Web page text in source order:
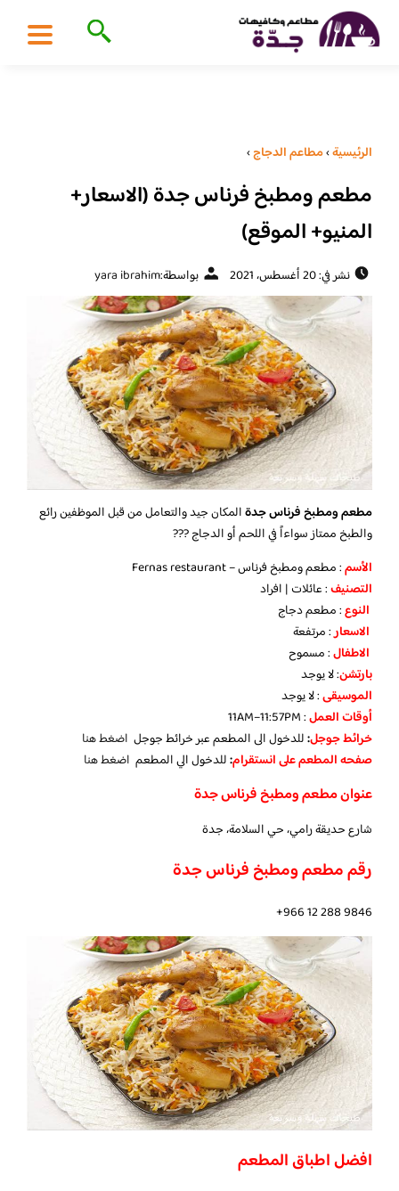
الرئيسية›مطاعم الدجاج›
مطعم ومطبخ فرناس جدة (الاسعار+
المنيو+ الموقع)
نشر في: 20 أغسطس، 2021 بواسطة:yara ibrahim
مطعم ومطبخ فرناس جدةالمكان جيد والتعامل من قبل الموظفين رائع
والطبخ ممتاز سواءاً في اللحم أو الدجاج ???
الأسم: مطعم ومطبخ فرناس – Fernas restaurant
التصنيف: عائلات | افراد
النوع: مطعم دجاج
الاسعار: مرتفعة
الاطفال: مسموح
بارتشن: لا يوجد
الموسيقى: لا يوجد
أوقات العمل: 11AM–11:57PM
خرائط جوجل:للدخول الى المطعم عبر خرائط جوجل اضغط هنا
صفحه المطعم على انستقرام:للدخول الي المطعم اضغط هنا
عنوان مطعم ومطبخ فرناس جدة
شارع حديقة رامي، حي السلامة، جدة
رقم مطعم ومطبخ فرناس جدة
افضل اطباق المطعم